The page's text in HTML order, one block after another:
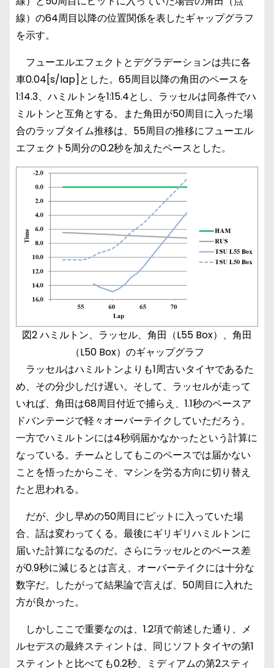
線）の64周目以降の位置関係を表したギャップグラフ
を示す。
フューエルエフェクトとデグラデーションは共に各
車0.04[s/lap]とした。65周目以降の角田のペースを
1:14.3、ハミルトンを1:15.4とし、ラッセルは同条件でハ
ミルトンと互角とする。また角田が50周目に入った場
合のラップタイム推移は、55周目の推移にフューエル
エフェクト5周分の0.2秒を加えたペースとした。
図2 ハミルトン、ラッセル、角田（L55 Box）、角田
（L50 Box）のギャップグラフ
ラッセルはハミルトンよりも1周古いタイヤであるた
め、その分少しだけ遅い。そして、ラッセルが走って
いれば、角田は68周目付近で捕らえ、1.1秒のペースア
ドバンテージで軽々オーバーテイクしていただろう。
一方でハミルトンには4秒弱届かなかったという計算に
なっている。チームとしてもこのペースでは届かない
ことを悟ったからこそ、マシンを労る方向に切り替え
たと思われる。
だが、少し早めの50周目にピットに入っていた場
合、話は変わってくる。最後にギリギリハミルトンに
届いた計算になるのだ。さらにラッセルとのペース差
が0.9秒に減じるとは言え、オーバーテイクには十分な
数字だ。したがって結果論で言えば、50周目に入れた
方が良かった。
しかしここで重要なのは、1.2項で前述した通り、メ
ルセデスの最終スティントは、同じソフトタイヤの第1
スティントと比べても0.2秒、ミディアムの第2スティ